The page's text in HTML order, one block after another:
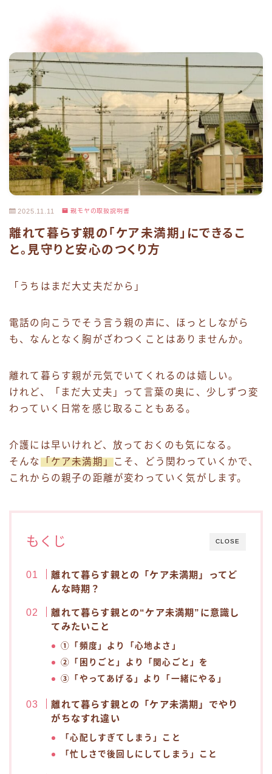
2025.11.11 親モヤの取扱説明書
離れて暮らす親の「ケア未満期」にできるこ
と。見守りと安心のつくり方
「うちはまだ大丈夫だから」
電話の向こうでそう言う親の声に、ほっとしながら
も、なんとなく胸がざわつくことはありませんか。
離れて暮らす親が元気でいてくれるのは嬉しい。
けれど、「まだ大丈夫」って言葉の奥に、少しずつ変
わっていく日常を感じ取ることもある。
介護には早いけれど、放っておくのも気になる。
そんな
「ケア未満期」
こそ、どう関わっていくかで、
これからの親子の距離が変わっていく気がします。
CLOSE
もくじ
離れて暮らす親との「ケア未満期」ってど
んな時期？
離れて暮らす親との“ケア未満期”に意識し
てみたいこと
①「頻度」より「心地よさ」
②「困りごと」より「関心ごと」を
③「やってあげる」より「一緒にやる」
離れて暮らす親との「ケア未満期」でやり
がちなすれ違い
「心配しすぎてしまう」こと
「忙しさで後回しにしてしまう」こと